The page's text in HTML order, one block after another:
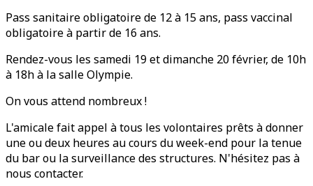
Pass sanitaire obligatoire de 12 à 15 ans, pass vaccinal
obligatoire à partir de 16 ans.
Rendez-vous les samedi 19 et dimanche 20 février, de 10h
à 18h à la salle Olympie.
On vous attend nombreux !
L'amicale fait appel à tous les volontaires prêts à donner
une ou deux heures au cours du week-end pour la tenue
du bar ou la surveillance des structures. N'hésitez pas à
nous contacter.